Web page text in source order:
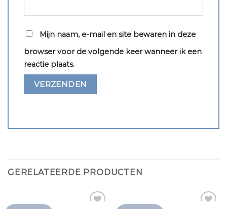
Mijn naam, e-mail en site bewaren in deze
browser voor de volgende keer wanneer ik een
reactie plaats.
GERELATEERDE PRODUCTEN